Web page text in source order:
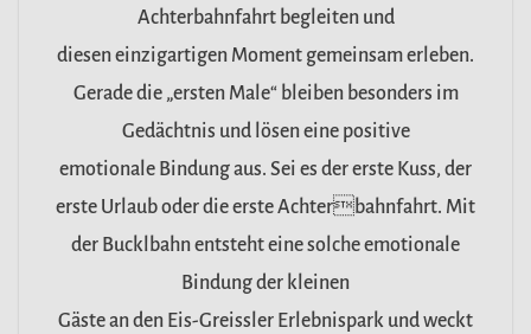
Achterbahnfahrt begleiten und
diesen einzigartigen Moment gemeinsam erleben.
Gerade die „ersten Male“ bleiben besonders im
Gedächtnis und lösen eine positive
emotionale Bindung aus. Sei es der erste Kuss, der
erste Urlaub oder die erste Achterbahnfahrt. Mit
der Bucklbahn entsteht eine solche emotionale
Bindung der kleinen
Gäste an den Eis-Greissler Erlebnispark und weckt